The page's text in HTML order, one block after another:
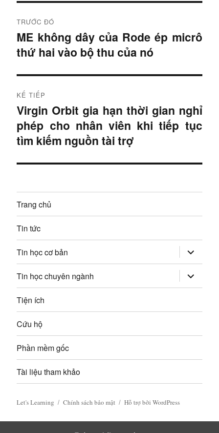
– Elon Musk (@elonmusk)Ngày 27 tháng 3
năm 2023
i
ề
u
h
ư
ớ
b
à
i
v
i
ế
t
TRƯỚC ĐÓ
B
à
t
r
ư
ớ
c
:
ME không dây của Rode ép micrô
thứ hai vào bộ thu của nó
KẾ TIẾP
B
à
i
i
p
:
Virgin Orbit gia hạn thời gian nghỉ
phép cho nhân viên khi tiếp tục
tìm kiếm nguồn tài trợ
Trang chủ
Tin tức
Tin học cơ bản mở
rộng
trình
đơn
con
Tin học chuyên ngành mở
rộng
trình
Tiện ích
Cứu hộ
Phần mềm gốc
Tài liệu tham khảo
Let's Learning Chính sách bảo mật Hỗ trợ bởi WordPress